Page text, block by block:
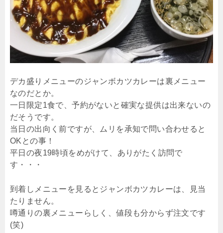
デカ盛りメニューのジャンボカツカレーは裏メニュー
なのだとか。
一日限定1食で、予約がないと確実な提供は出来ないの
だそうです。
当日の出向く前ですが、ムリを承知で問い合わせると
OKとの事！
平日の夜19時頃をめがけて、ありがたく訪問で
す・・・
到着しメニューを見るとジャンボカツカレーは、見当
たりません。
噂通りの裏メニューらしく、値段も分からず注文です
(笑)